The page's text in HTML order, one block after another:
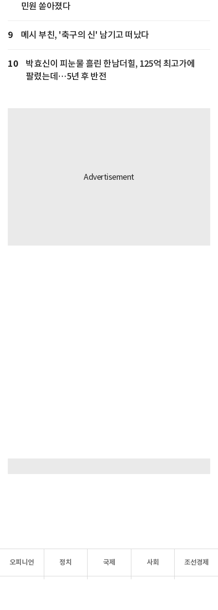
민원 쏟아졌다
9 메시 부친, '축구의 신' 남기고 떠났다
10
박효신이 피눈물 흘린 한남더힐, 125억 최고가에
팔렸는데…5년 후 반전
오피니언 정치 국제 사회 조선경제